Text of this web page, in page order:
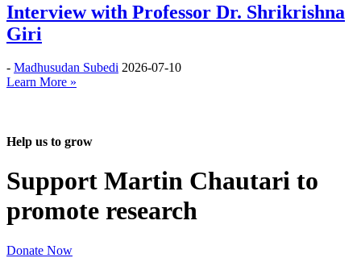
Interview with Professor Dr. Shrikrishna
Giri
- Madhusudan Subedi 2026-07-10
Learn More »
Help us to grow
Support Martin Chautari to
promote research
Donate Now